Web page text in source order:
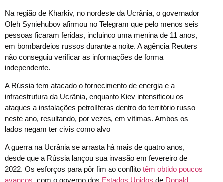
Na região de Kharkiv, no nordeste da Ucrânia, o governador
Oleh Syniehubov afirmou no Telegram que pelo menos seis
pessoas ficaram feridas, incluindo uma menina de 11 anos,
em bombardeios russos durante a noite. A agência Reuters
não conseguiu verificar as informações de forma
independente.
A Rússia tem atacado o fornecimento de energia e a
infraestrutura da Ucrânia, enquanto Kiev intensificou os
ataques a instalações petrolíferas dentro do território russo
neste ano, resultando, por vezes, em vítimas. Ambos os
lados negam ter civis como alvo.
A guerra na Ucrânia se arrasta há mais de quatro anos,
desde que a Rússia lançou sua invasão em fevereiro de
2022. Os esforços para pôr fim ao conflito têm obtido poucos
avanços, com o governo dos Estados Unidos de Donald